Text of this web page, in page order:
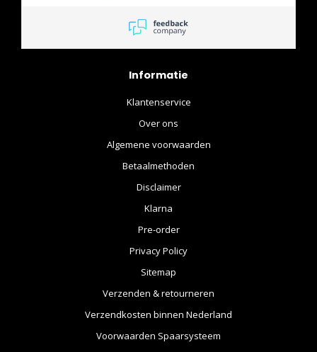
Informatie
Klantenservice
Over ons
Algemene voorwaarden
Betaalmethoden
Disclaimer
Klarna
Pre-order
Privacy Policy
Sitemap
Verzenden & retourneren
Verzendkosten binnen Nederland
Voorwaarden Spaarsysteem